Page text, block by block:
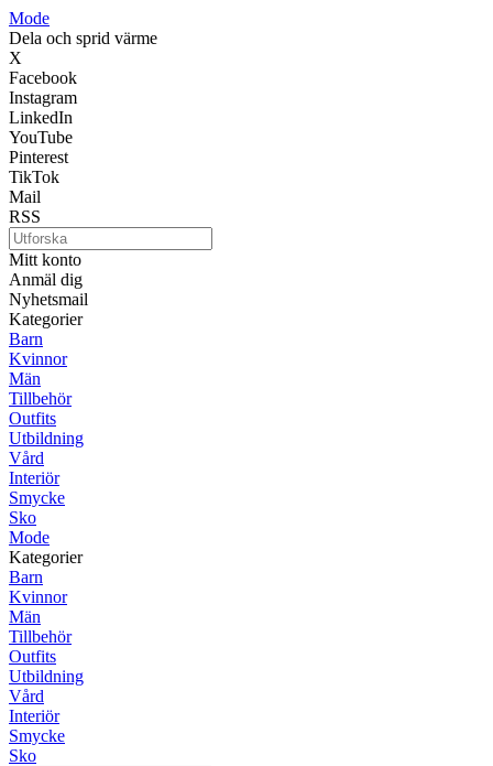
Mode
Dela och sprid värme
X
Facebook
Instagram
LinkedIn
YouTube
Pinterest
TikTok
Mail
RSS
Mitt konto
Anmäl dig
Nyhetsmail
Kategorier
Barn
Kvinnor
Män
Tillbehör
Outfits
Utbildning
Vård
Interiör
Smycke
Sko
Mode
Kategorier
Barn
Kvinnor
Män
Tillbehör
Outfits
Utbildning
Vård
Interiör
Smycke
Sko